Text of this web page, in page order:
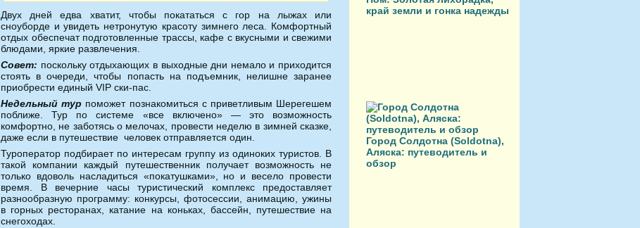
Двух дней едва хватит, чтобы покататься с гор на лыжах или
сноуборде и увидеть нетронутую красоту зимнего леса. Комфортный
отдых обеспечат подготовленные трассы, кафе с вкусными и свежими
блюдами, яркие развлечения.
Совет: поскольку отдыхающих в выходные дни немало и приходится
стоять в очереди, чтобы попасть на подъемник, нелишне заранее
приобрести единый VIP ски-пас.
Недельный тур поможет познакомиться с приветливым Шерегешем
поближе. Тур по системе «все включено» — это возможность
комфортно, не заботясь о мелочах, провести неделю в зимней сказке,
даже если в путешествие человек отправляется один.
Туроператор подбирает по интересам группу из одиноких туристов. В
такой компании каждый путешественник получает возможность не
только вдоволь насладиться «покатушками», но и весело провести
время. В вечерние часы туристический комплекс предоставляет
разнообразную программу: конкурсы, фотосессии, анимацию, ужины
в горных ресторанах, катание на коньках, бассейн, путешествие на
снегоходах.
край земли и гонка надежды
Город Солдотна (Soldotna),
Аляска: путеводитель и
обзор